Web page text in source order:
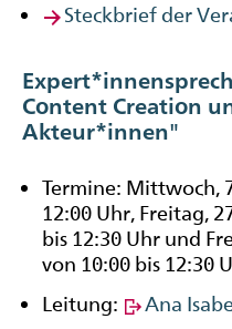
Steckbrief der
Content Creation
Akteur*innen"
Termine: Mittwoch,
12:00 Uhr, Freitag,
bis 12:30 Uhr und
von 10:00 bis 12:30
Leitung:
Ana